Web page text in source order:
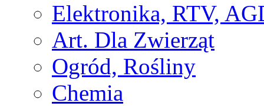
Elektronika, RTV,
Art. Dla Zwierząt
Ogród, Rośliny
Chemia